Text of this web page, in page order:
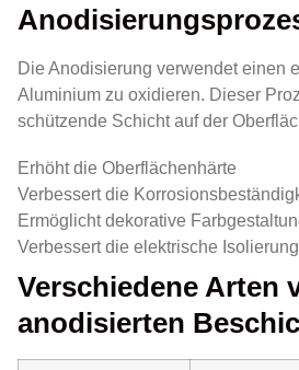
Die Anodisierung verwendet einen
Aluminium zu oxidieren. Dieser
schützende Schicht auf der
Erhöht die Oberflächenhärte
Verbessert die
Ermöglicht dekorative
Verbessert die elektrische Isolierung
Verschiedene Arten
anodisierten